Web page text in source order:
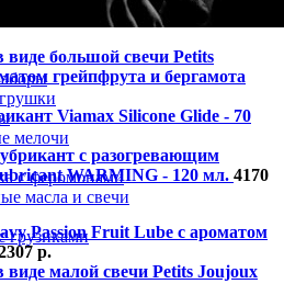
мелочи
с феромонами
масла и свечи
большой свечи Petits
грейпфрута и бергамота
Viamax Silicone Glide - 70
с разогревающим
WARMING - 120 мл. 4170
Passion Fruit Lube с ароматом
р.
малой свечи Petits Joujoux